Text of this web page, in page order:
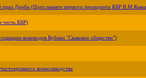
приз Дерби (Приз памяти первого президента КБР
честь КБР)
коневодов Кубани "Скаковое общество")
коннозаводства